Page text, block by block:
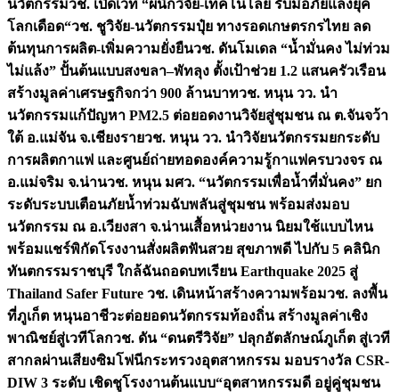
นวัตกรรมวช. เปิดเวที “ผนึกวิจัย-เทคโนโลยี รับมือภัยแล้งยุค
โลกเดือด“วช. ชูวิจัย-นวัตกรรมปุ๋ย ทางรอดเกษตรกรไทย ลด
ต้นทุนการผลิต-เพิ่มความยั่งยืนวช. ดันโมเดล “น้ำมั่นคง ไม่ท่วม
ไม่แล้ง” ปั้นต้นแบบสงขลา–พัทลุง ตั้งเป้าช่วย 1.2 แสนครัวเรือน
สร้างมูลค่าเศรษฐกิจกว่า 900 ล้านบาทวช. หนุน วว. นำ
นวัตกรรมแก้ปัญหา PM2.5 ต่อยอดงานวิจัยสู่ชุมชน ณ ต.จันจว้า
ใต้ อ.แม่จัน จ.เชียงรายวช. หนุน วว. นำวิจัยนวัตกรรมยกระดับ
การผลิตกาแฟ และศูนย์ถ่ายทอดองค์ความรู้กาแฟครบวงจร ณ
อ.แม่จริม จ.น่านวช. หนุน มศว. “นวัตกรรมเพื่อน้ำที่มั่นคง” ยก
ระดับระบบเตือนภัยน้ำท่วมฉับพลันสู่ชุมชน พร้อมส่งมอบ
นวัตกรรม ณ อ.เวียงสา จ.น่านเสื้อหน่วยงาน นิยมใช้แบบไหน
พร้อมแชร์พิกัดโรงงานสั่งผลิตฟันสวย สุขภาพดี ไปกับ 5 คลินิก
ทันตกรรมราชบุรี ใกล้ฉันถอดบทเรียน Earthquake 2025 สู่
Thailand Safer Future วช. เดินหน้าสร้างความพร้อมวช. ลงพื้น
ที่ภูเก็ต หนุนอาชีวะต่อยอดนวัตกรรมท้องถิ่น สร้างมูลค่าเชิง
พาณิชย์สู่เวทีโลกวช. ดัน “ดนตรีวิจัย” ปลุกอัตลักษณ์ภูเก็ต สู่เวที
สากลผ่านเสียงซิมโฟนีกระทรวงอุตสาหกรรม มอบรางวัล CSR-
DIW 3 ระดับ เชิดชูโรงงานต้นแบบ“อุตสาหกรรมดี อยู่คู่ชุมชน